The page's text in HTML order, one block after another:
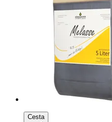
Cesta